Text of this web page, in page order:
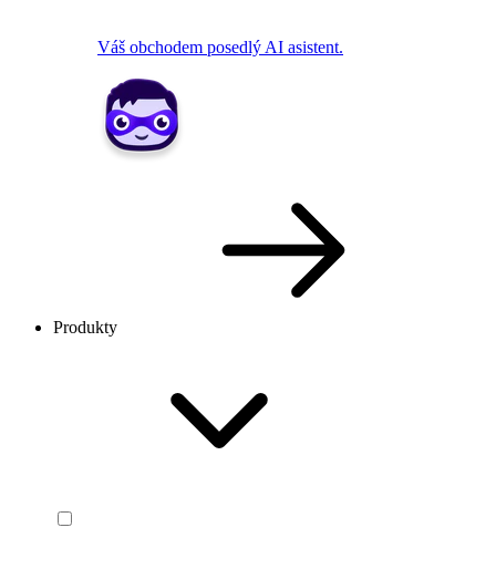
Váš obchodem posedlý AI asistent.
Produkty